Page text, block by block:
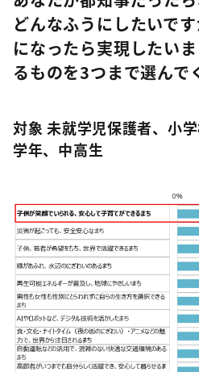
どんなふうにしたいで
になったら実現したい
るものを3つまで選んで
対象 未就学児保護者、小
学年、中高生